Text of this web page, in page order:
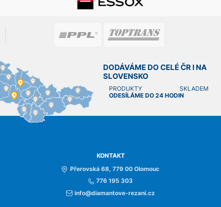
DODÁVÁME DO CELÉ ČR I NA
SLOVENSKO
PRODUKTY SKLADEM
ODESÍLÁME DO 24 HODIN
KONTAKT
Přerovská 68, 779 00 Olomouc
776 195 303
info@diamantove-rezani.cz